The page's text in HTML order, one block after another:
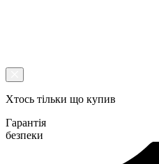
Хтось тільки що купив
Гарантія
безпеки